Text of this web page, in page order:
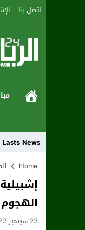
اتصل بنا
Lasts News
من النزالات الإعدادية
Home
23 سبتمبر 2023